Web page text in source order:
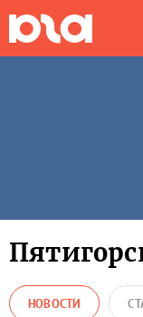
НОВОСТИ